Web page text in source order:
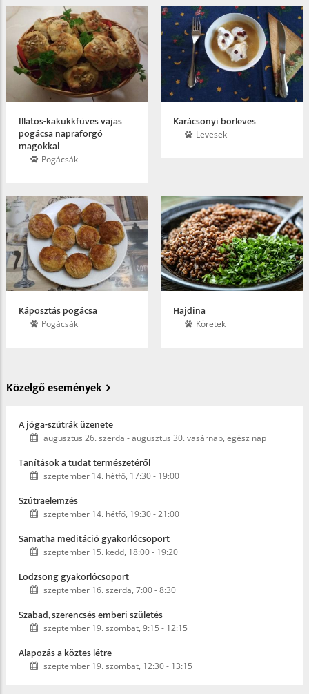
Illatos-kakukkfüves vajas
pogácsa napraforgó
magokkal
Pogácsák
Karácsonyi borleves
Levesek
Káposztás pogácsa
Pogácsák
Hajdina
Köretek
Közelgő események
A jóga-szútrák üzenete
augusztus 26. szerda -augusztus 30. vasárnap, egész nap
Tanítások a tudat természetéről
szeptember 14. hétfő, 17:30- 19:00
Szútraelemzés
szeptember 14. hétfő, 19:30-21:00
Samatha meditáció gyakorlócsoport
szeptember 15. kedd, 18:00- 19:20
Lodzsong gyakorlócsoport
szeptember 16. szerda, 7:00-8:30
Szabad, szerencsés emberi születés
szeptember 19. szombat, 9:15 - 12:15
Alapozás a köztes létre
szeptember 19. szombat, 12:30- 13:15